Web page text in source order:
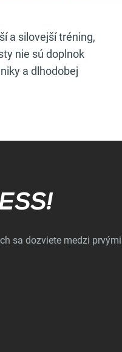
a silovejší tréning,
nie sú doplnok
a dlhodobej
sa dozviete medzi